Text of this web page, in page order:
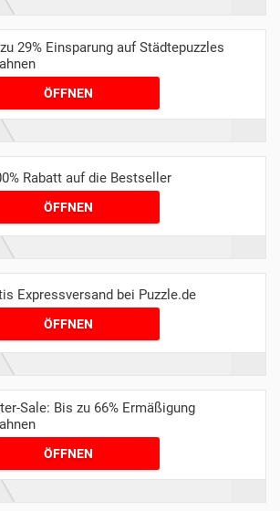
29% Einsparung auf Städtepuzzles
ÖFFNEN
Rabatt auf die Bestseller
ÖFFNEN
Expressversand bei Puzzle.de
ÖFFNEN
Sale: Bis zu 66% Ermäßigung
ÖFFNEN